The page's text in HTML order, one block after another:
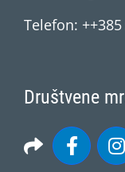
Telefon:
Društvene